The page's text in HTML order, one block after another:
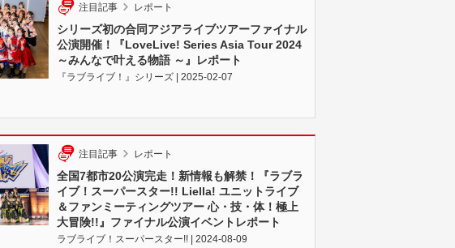
注目記事 レポート
シリーズ初の合同アジアライブツアーファイナル
公演開催！『LoveLive! Series Asia Tour 2024
～みんなで叶える物語 ～』レポート
『ラブライブ！』シリーズ | 2025-02-07
注目記事 レポート
全国7都市20公演完走！新情報も解禁！『ラブラ
イブ！スーパースター!! Liella! ユニットライブ
＆ファンミーティングツアー 心・技・体！極上
大冒険!!』ファイナル公演イベントレポート
ラブライブ！スーパースター!! | 2024-08-09